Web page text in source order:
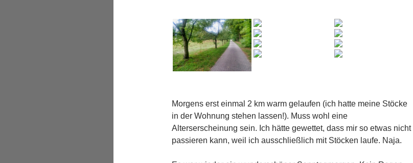
Morgens erst einmal 2 km warm gelaufen (ich hatte meine Stöcke
in der Wohnung stehen lassen!). Muss wohl eine
Alterserscheinung sein. Ich hätte gewettet, dass mir so etwas nicht
passieren kann, weil ich ausschließlich mit Stöcken laufe. Naja.